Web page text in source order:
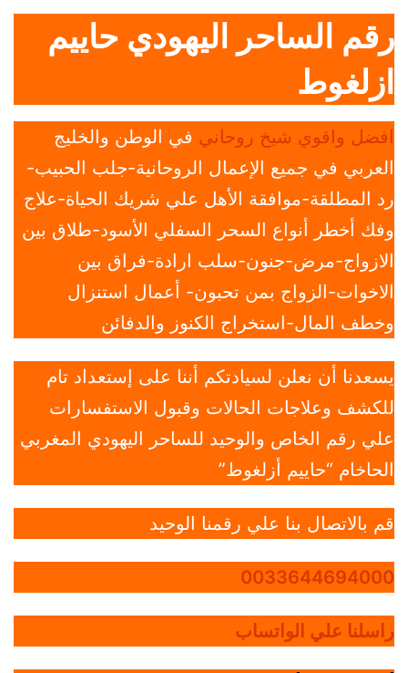
رقم الساحر اليهودي حاييم
ازلغوط
افضل واقوي شيخ روحاني في الوطن والخليج
العربي في جميع الإعمال الروحانية-جلب الحبيب-
رد المطلقة-موافقة الأهل علي شريك الحياة-علاج
وفك أخطر أنواع السحر السفلي الأسود-طلاق بين
الازواج-مرض-جنون-سلب ارادة-فراق بين
الاخوات-الزواج بمن تحبون- أعمال استنزال
وخطف المال-استخراج الكنوز والدفائن
يسعدنا أن نعلن لسيادتكم أننا على إستعداد تام
للكشف وعلاجات الحالات وقبول الاستفسارات
علي رقم الخاص والوحيد للساحر اليهودي المغربي
الحاخام “حاييم أزلغوط”
قم بالاتصال بنا علي رقمنا الوحيد
0033644694000
راسلنا علي الواتساب